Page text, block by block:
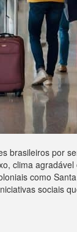
brasileiros por
clima
como
sociais